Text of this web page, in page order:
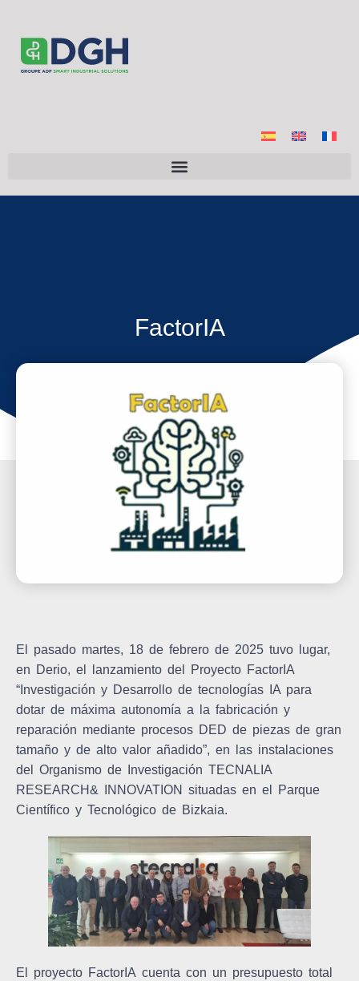
FactorIA
El pasado martes, 18 de febrero de 2025 tuvo lugar,
en Derio, el
lanzamiento del Proyecto FactorIA
“ Investigación y Desarrollo de tecnologías IA para
dotar de máxima autonomía a la fabricación y
reparación mediante procesos DED de piezas de gran
tamaño y de alto valor añadido”, en las instalaciones
del Organismo de Investigación TECNALIA
RESEARCH& INNOVATION situadas en el Parque
Científico y Tecnológico de Bizkaia.
El proyecto FactorIA cuenta con un presupuesto total